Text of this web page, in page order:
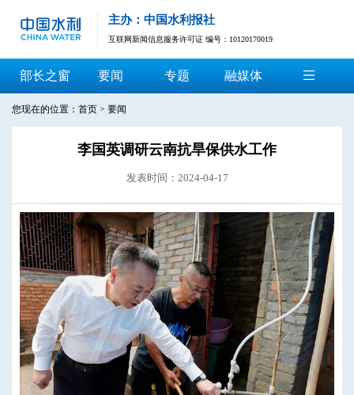
主办：中国水利报社
互联网新闻信息服务许可证 编号：10120170019
部长之窗 要闻 专题 融媒体
您现在的位置： 首页 > 要闻
李国英调研云南抗旱保供水工作
发表时间：2024-04-17